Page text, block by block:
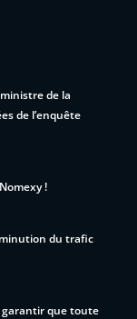
ministre de la
de l’enquête
!
du trafic
garantir que toute